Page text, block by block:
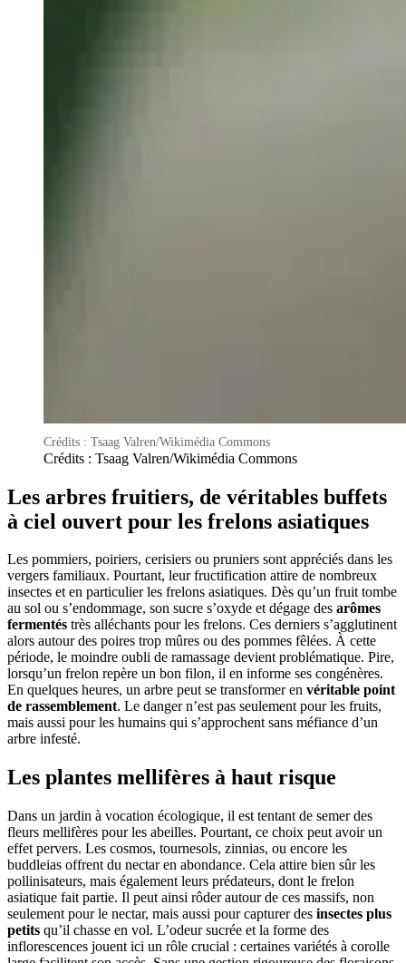
Crédits : Tsaag Valren/Wikimédia Commons
Crédits : Tsaag Valren/Wikimédia Commons
Les arbres fruitiers, de véritables buffets
à ciel ouvert pour les frelons asiatiques
Les pommiers, poiriers, cerisiers ou pruniers sont appréciés dans les
vergers familiaux. Pourtant, leur fructification attire de nombreux
insectes et en particulier les frelons asiatiques. Dès qu’un fruit tombe
au sol ou s’endommage, son sucre s’oxyde et dégage des arômes
fermentés très alléchants pour les frelons. Ces derniers s’agglutinent
alors autour des poires trop mûres ou des pommes fêlées. À cette
période, le moindre oubli de ramassage devient problématique. Pire,
lorsqu’un frelon repère un bon filon, il en informe ses congénères.
En quelques heures, un arbre peut se transformer en véritable point
de rassemblement. Le danger n’est pas seulement pour les fruits,
mais aussi pour les humains qui s’approchent sans méfiance d’un
arbre infesté.
Les plantes mellifères à haut risque
Dans un jardin à vocation écologique, il est tentant de semer des
fleurs mellifères pour les abeilles. Pourtant, ce choix peut avoir un
effet pervers. Les cosmos, tournesols, zinnias, ou encore les
buddleias offrent du nectar en abondance. Cela attire bien sûr les
pollinisateurs, mais également leurs prédateurs, dont le frelon
asiatique fait partie. Il peut ainsi rôder autour de ces massifs, non
seulement pour le nectar, mais aussi pour capturer des insectes plus
petits qu’il chasse en vol. L’odeur sucrée et la forme des
inflorescences jouent ici un rôle crucial : certaines variétés à corolle